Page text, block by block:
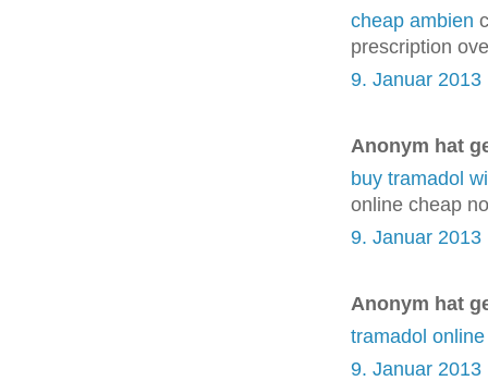
cheap ambien
prescription
9. Januar 2013
Anonym hat
buy tramadol
online cheap
9. Januar 2013
Anonym hat
tramadol online
9. Januar 2013